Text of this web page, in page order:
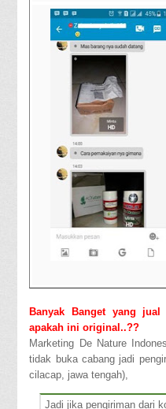
Banyak Banget yang
apakah ini original..??
Marketing De Nature
tidak buka cabang jadi
cilacap, jawa tengah),
Jadi jika pengiriman dari